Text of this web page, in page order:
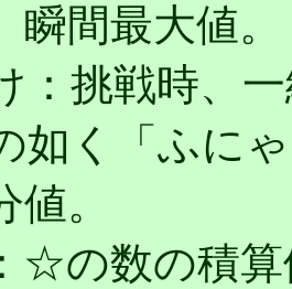
瞬間最大値。
：挑戦時、
如く「ふに
。
☆の数の積算